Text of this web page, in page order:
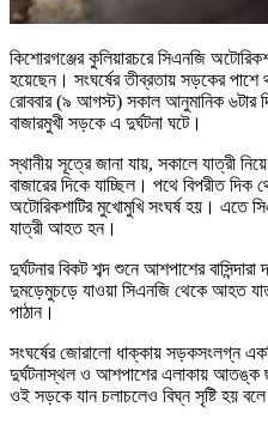
কিশোরগঞ্জের কুলিয়ারচরে সিএনজি
হয়েছেন। সংঘর্ষের তীব্রতায় সড়কের পাশে
রোববার (৯ আগস্ট) সকাল আনুমানিক ৬টার
বাজারমুখী সড়কে এ দুর্ঘটনা ঘটে।
স্থানীয় সূত্রে জানা যায়, সকালে যাত্রী
বাজারের দিকে যাচ্ছিল। পথে বিপরীত দিক
অটোরিকশাটির মুখোমুখি সংঘর্ষ হয়। এতে
যাত্রী আহত হন।
দুর্ঘটনার বিকট শব্দ শুনে আশপাশের
দুমড়েমুচড়ে যাওয়া সিএনজি থেকে আহত
পাঠান।
সংঘর্ষের জোরালো ধাক্কায় সড়কসংলগ্ন
দুর্ঘটনাস্থল ও আশপাশের এলাকায় আতঙ্ক
ওই সড়কে যান চলাচলেও বিঘ্ন সৃষ্টি হয় বলে